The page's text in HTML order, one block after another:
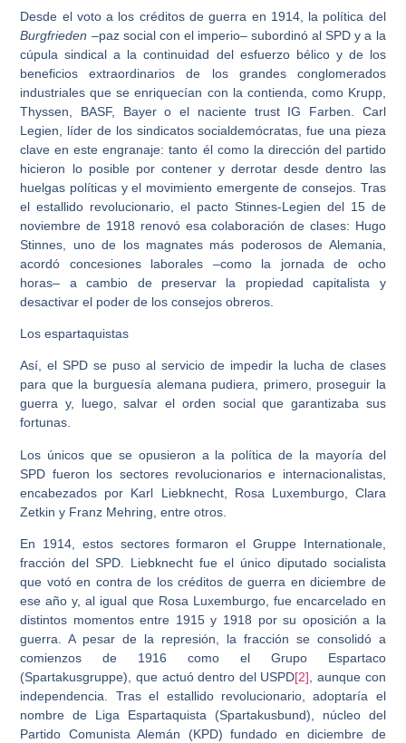
Desde el voto a los créditos de guerra en 1914, la política del
Burgfrieden –paz social con el imperio– subordinó al SPD y a la
cúpula sindical a la continuidad del esfuerzo bélico y de los
beneficios extraordinarios de los grandes conglomerados
industriales que se enriquecían con la contienda, como Krupp,
Thyssen, BASF, Bayer o el naciente trust IG Farben. Carl
Legien, líder de los sindicatos socialdemócratas, fue una pieza
clave en este engranaje: tanto él como la dirección del partido
hicieron lo posible por contener y derrotar desde dentro las
huelgas políticas y el movimiento emergente de consejos. Tras
el estallido revolucionario, el pacto Stinnes-Legien del 15 de
noviembre de 1918 renovó esa colaboración de clases: Hugo
Stinnes, uno de los magnates más poderosos de Alemania,
acordó concesiones laborales –como la jornada de ocho
horas– a cambio de preservar la propiedad capitalista y
desactivar el poder de los consejos obreros.
Los espartaquistas
Así, el SPD se puso al servicio de impedir la lucha de clases
para que la burguesía alemana pudiera, primero, proseguir la
guerra y, luego, salvar el orden social que garantizaba sus
fortunas.
Los únicos que se opusieron a la política de la mayoría del
SPD fueron los sectores revolucionarios e internacionalistas,
encabezados por Karl Liebknecht, Rosa Luxemburgo, Clara
Zetkin y Franz Mehring, entre otros.
En 1914, estos sectores formaron el Gruppe Internationale,
fracción del SPD. Liebknecht fue el único diputado socialista
que votó en contra de los créditos de guerra en diciembre de
ese año y, al igual que Rosa Luxemburgo, fue encarcelado en
distintos momentos entre 1915 y 1918 por su oposición a la
guerra. A pesar de la represión, la fracción se consolidó a
comienzos de 1916 como el Grupo Espartaco
(Spartakusgruppe), que actuó dentro del USPD[2] , aunque con
independencia. Tras el estallido revolucionario, adoptaría el
nombre de Liga Espartaquista (Spartakusbund), núcleo del
Partido Comunista Alemán (KPD) fundado en diciembre de